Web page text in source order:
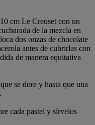
cm Le Creuset con un
de la mezcla en
dos onzas de chocolate
antes de cubrirlas con
de manera equitativa
se dore y hasta que una
cada pastel y sírvelos